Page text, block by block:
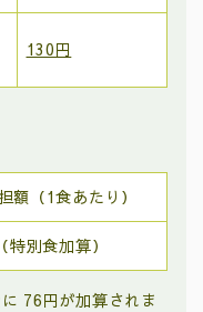
130円
額（1食あたり）
特別食加算）
76円が加算されま